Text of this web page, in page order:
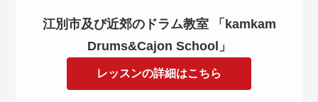
江別市及び近郊のドラム教室 「kamkam
Drums&Cajon School」
レッスンの詳細はこちら